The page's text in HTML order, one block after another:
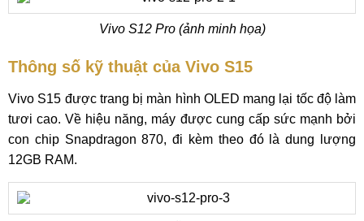
Vivo S12 Pro (ảnh minh họa)
Thông số kỹ thuật của Vivo S15
Vivo S15 được trang bị màn hình OLED mang lại tốc độ làm
tươi cao. Về hiệu năng, máy được cung cấp sức mạnh bởi
con chip Snapdragon 870, đi kèm theo đó là dung lượng
12GB RAM.